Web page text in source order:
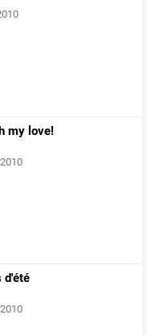
my love!
d'été